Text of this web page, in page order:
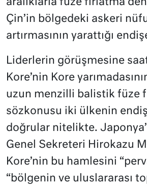
aralıklarla füze fırlatma
Çin’in bölgedeki askeri
artırmasının yarattığı
Liderlerin görüşmesine
Kore’nin Kore
uzun menzilli balistik füze
sözkonusu iki ülkenin
doğrular nitelikte.
Genel Sekreteri Hirokazu
Kore’nin bu hamlesini
“bölgenin ve uluslararası